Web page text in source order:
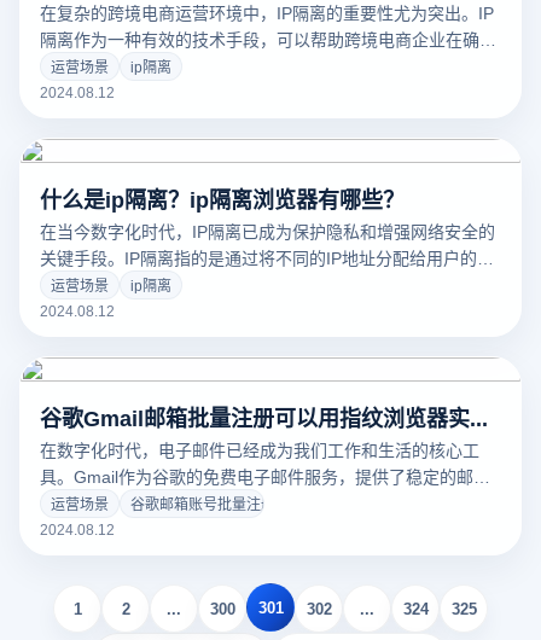
在复杂的跨境电商运营环境中，IP隔离的重要性尤为突出。IP
隔离作为一种有效的技术手段，可以帮助跨境电商企业在确保
账户独立性和隐私保护方面发挥关键作用。通过IP隔离，企业
不仅能够规避平台对多个账户的关联检查，还能提升账户操作
运营场景
ip隔离
2024.08.12
什么是ip隔离？ip隔离浏览器有哪些？
在当今数字化时代，IP隔离已成为保护隐私和增强网络安全的
关键手段。IP隔离指的是通过将不同的IP地址分配给用户的在
线活动，从而防止多个活动共享同一IP地址。这种技术能够显
著降低数据泄露、账户关联和隐私侵犯的风险。对于需要管理
隔离尤为重要。
运营场景
ip隔离
2024.08.12
谷歌Gmail邮箱批量注册可以用指纹浏览器实现吗？
在数字化时代，电子邮件已经成为我们工作和生活的核心工
具。Gmail作为谷歌的免费电子邮件服务，提供了稳定的邮件
收发功能及丰富的云服务。然而，对于某些商业或营销需求，
批量注册Gmail账户变得越来越必要。本文将介绍谷歌邮箱账
运营场景
谷歌邮箱账号批量注册
2024.08.12
1 2 ... 300 301 302 ... 324 325